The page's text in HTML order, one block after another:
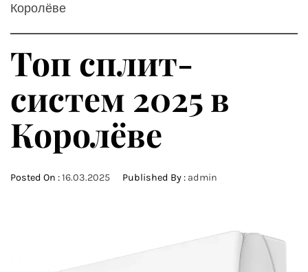
Королёве
Топ сплит-
систем 2025 в
Королёве
Posted On :16.03.2025 Published By : admin